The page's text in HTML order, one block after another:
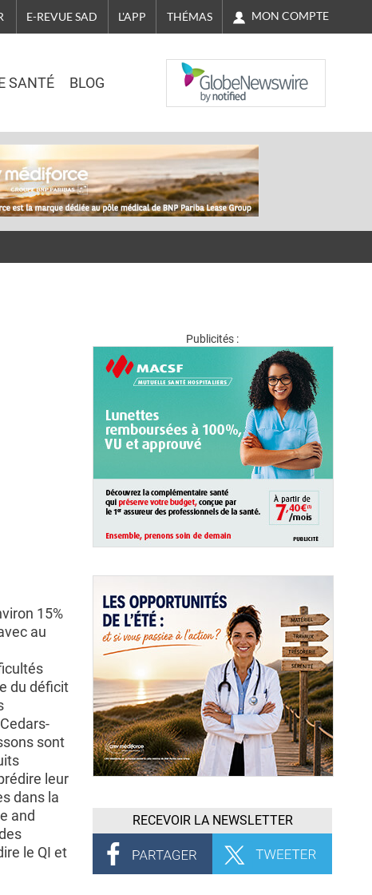
E-REVUE SAD L'APP THÉMAS MON COMPTE
SANTÉ BLOG
NASDAQ
15%
au
du déficit
sont
leur
dans la
and
le QI et
Publicités :
RECEVOIR LA NEWSLETTER